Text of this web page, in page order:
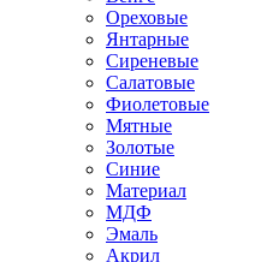
Ореховые
Янтарные
Сиреневые
Салатовые
Фиолетовые
Мятные
Золотые
Синие
Материал
МДФ
Эмаль
Акрил